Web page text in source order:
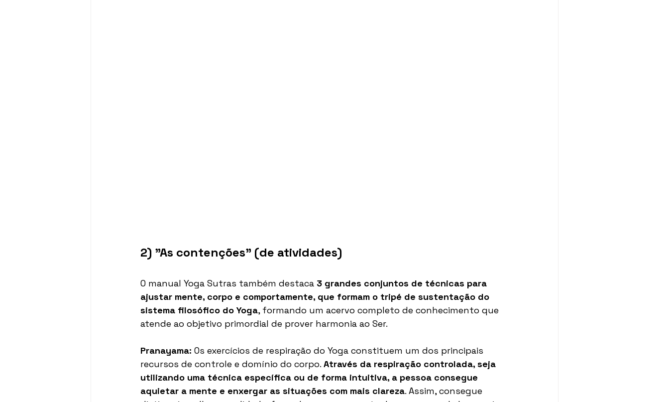
2) "As contenções" (de atividades)
O manual Yoga Sutras também destaca 3 grandes conjuntos de técnicas para
ajustar mente, corpo e comportamente, que formam o tripé de sustentação do
sistema filosófico do Yoga, formando um acervo completo de conhecimento que
atende ao objetivo primordial de prover harmonia ao Ser.
Pranayama: Os exercícios de respiração do Yoga constituem um dos principais
recursos de controle e domínio do corpo. Através da respiração controlada, seja
utilizando uma técnica específica ou de forma intuitiva, a pessoa consegue
aquietar a mente e enxergar as situações com mais clareza. Assim, consegue